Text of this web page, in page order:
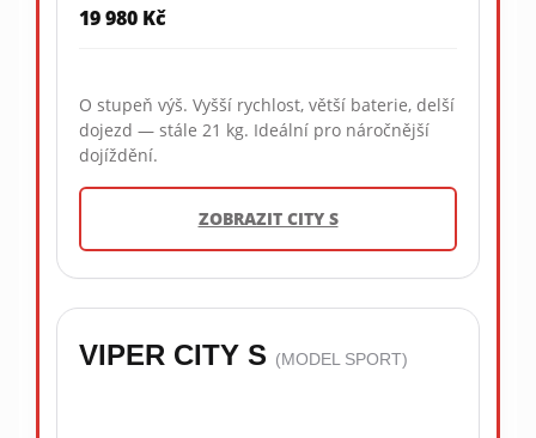
19 980 Kč
O stupeň výš. Vyšší rychlost, větší baterie, delší
dojezd — stále 21 kg. Ideální pro náročnější
dojíždění.
ZOBRAZIT CITY S
VIPER CITY S (MODEL SPORT)